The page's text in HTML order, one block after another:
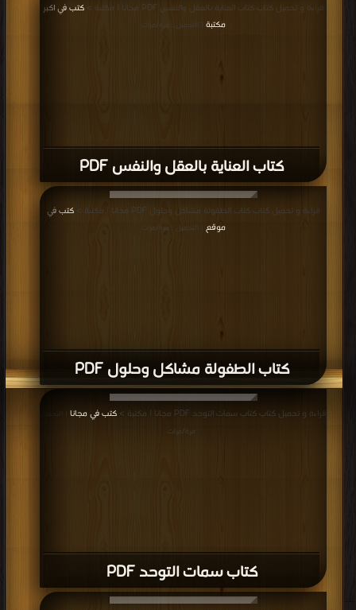
كتاب العناية بالعقل والنفس PDF
قراءة و تحميل كتاب كتاب العناية بالعقل والنفس PDF مجانا | مكتبة >
كتب في اكبر
مكتبة
| التحميل : مرة/مرات
كتاب الطفولة مشاكل وحلول PDF
قراءة و تحميل كتاب كتاب الطفولة مشاكل وحلول PDF مجانا | مكتبة >
كتب في
موقع
| التحميل : مرة/مرات
كتاب سمات التوحد PDF
قراءة و تحميل كتاب كتاب سمات التوحد PDF مجانا | مكتبة > كتب في مجانا
: مرة/مرات